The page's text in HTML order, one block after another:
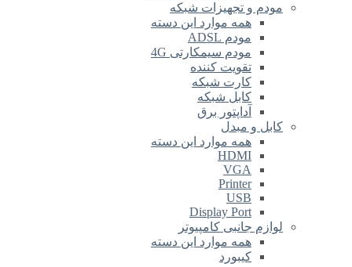
مودم و تجهیزات شبکه
همه موارد این دسته
مودم ADSL
مودم سیمکارتی 4G
تقویت کننده
کارت شبکه
کابل شبکه
آداپتور برق
کابل و مبدل
همه موارد این دسته
HDMI
VGA
Printer
USB
Display Port
لوازم جانبی کامپیوتر
همه موارد این دسته
کیبورد